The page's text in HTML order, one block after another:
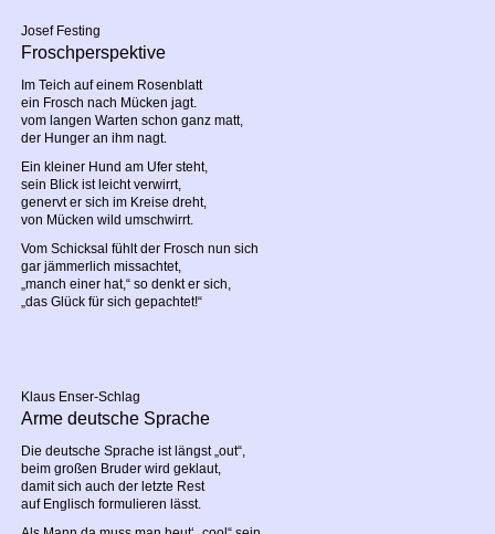
Josef Festing
Froschperspektive
Im Teich auf einem Rosenblatt
ein Frosch nach Mücken jagt.
vom langen Warten schon ganz matt,
der Hunger an ihm nagt.
Ein kleiner Hund am Ufer steht,
sein Blick ist leicht verwirrt,
genervt er sich im Kreise dreht,
von Mücken wild umschwirrt.
Vom Schicksal fühlt der Frosch nun sich
gar jämmerlich missachtet,
„manch einer hat,“ so denkt er sich,
„das Glück für sich gepachtet!“
Klaus Enser-Schlag
Arme deutsche Sprache
Die deutsche Sprache ist längst „out“,
beim großen Bruder wird geklaut,
damit sich auch der letzte Rest
auf Englisch formulieren lässt.